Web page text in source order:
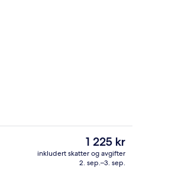
Den
nåværende
prisen
1 225 kr
inkludert skatter og avgifter
2. sep.–3. sep.